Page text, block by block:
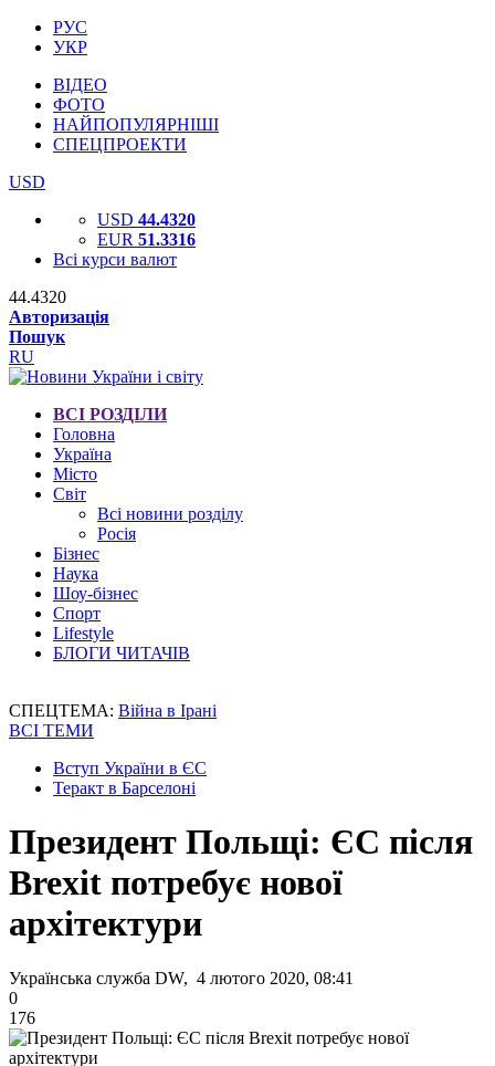
РУС
УКР
ВІДЕО
ФОТО
НАЙПОПУЛЯРНІШІ
СПЕЦПРОЕКТИ
USD
USD 44.4320
EUR 51.3316
Всі курси валют
44.4320
Авторизація
Пошук
RU
ВСІ РОЗДІЛИ
Головна
Україна
Місто
Світ
Всі новини розділу
Росія
Бізнес
Наука
Шоу-бізнес
Спорт
Lifestyle
БЛОГИ ЧИТАЧІВ
СПЕЦТЕМА: Війна в Ірані
ВСІ ТЕМИ
Вступ України в ЄС
Теракт в Барселоні
Президент Польщі: ЄС після
Brexit потребує нової
архітектури
Українська служба DW, 4 лютого 2020, 08:41
0
176